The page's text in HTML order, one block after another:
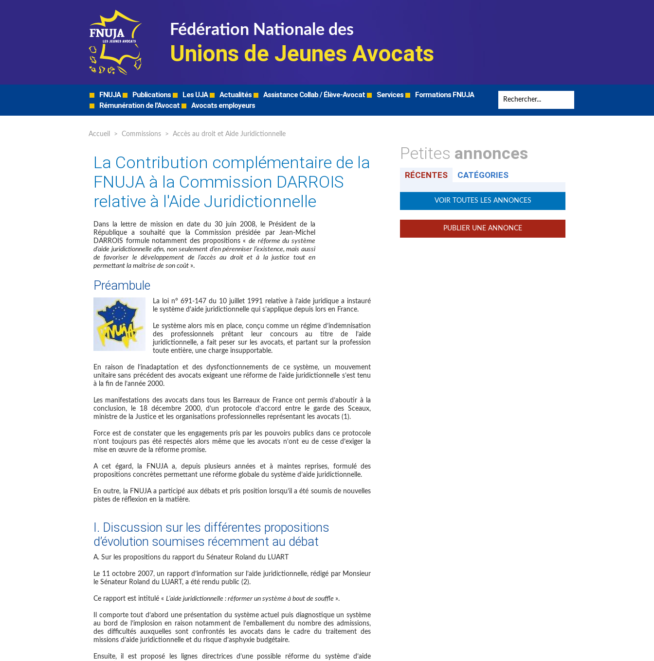
Fédération Nationale des
Unions de Jeunes Avocats
FNUJA Publications Les UJA Actualités Assistance Collab / Élève-Avocat Services
Formations FNUJA
Rémunération de l'Avocat
Avocats employeurs
Accueil > Commissions > Accès au droit et Aide Juridictionnelle
La Contribution complémentaire de la
FNUJA à la Commission DARROIS
relative à l'Aide Juridictionnelle
Dans la lettre de mission en date du 30 juin 2008, le Président de la
République a souhaité que la Commission présidée par Jean-Michel
DARROIS formule notamment des propositions « de réforme du système
d’aide juridictionnelle afin, non seulement d’en pérenniser l’existence, mais aussi
de favoriser le développement de l’accès au droit et à la justice tout en
permettant la maîtrise de son coût ».
Préambule
La loi n° 691-147 du 10 juillet 1991 relative à l’aide juridique a instauré
le système d’aide juridictionnelle qui s’applique depuis lors en France.
Le système alors mis en place, conçu comme un régime d’indemnisation
des professionnels prêtant leur concours au titre de l’aide
juridictionnelle, a fait peser sur les avocats, et partant sur la profession
toute entière, une charge insupportable.
En raison de l’inadaptation et des dysfonctionnements de ce système, un mouvement
unitaire sans précédent des avocats exigeant une réforme de l’aide juridictionnelle s’est tenu
à la fin de l’année 2000.
Les manifestations des avocats dans tous les Barreaux de France ont permis d’aboutir à la
conclusion, le 18 décembre 2000, d’un protocole d’accord entre le garde des Sceaux,
ministre de la Justice et les organisations professionnelles représentant les avocats (1).
Force est de constater que les engagements pris par les pouvoirs publics dans ce protocole
n’ont toujours pas été respectés alors même que les avocats n’ont eu de cesse d’exiger la
mise en œuvre de la réforme promise.
A cet égard,
la FNUJA a, depuis plusieurs années et à maintes reprises, formulé des
propositions concrètes permettant une réforme globale du système d’aide juridictionnelle.
En outre, la FNUJA a participé aux débats et pris position lorsqu’il a été soumis de nouvelles
pistes de réflexion en la matière.
I. Discussion sur les différentes propositions
d’évolution soumises récemment au débat
A. Sur les propositions du rapport du Sénateur Roland du LUART
Le 11 octobre 2007, un rapport d’information sur l’aide juridictionnelle, rédigé par Monsieur
le Sénateur Roland du LUART, a été rendu public (2).
Ce rapport est intitulé « L’aide juridictionnelle : réformer un système à bout de souffle ».
Il comporte tout d’abord une présentation du système actuel puis diagnostique un système
au bord de l’implosion en raison notamment de l’emballement du nombre des admissions,
des difficultés auxquelles sont confrontés les avocats dans le cadre du traitement des
missions d’aide juridictionnelle et du risque d’asphyxie budgétaire.
Ensuite, il est proposé les lignes directrices d’une possible réforme du système d’aide
Petites annonces
RÉCENTES CATÉGORIES
VOIR TOUTES LES ANNONCES
PUBLIER UNE ANNONCE